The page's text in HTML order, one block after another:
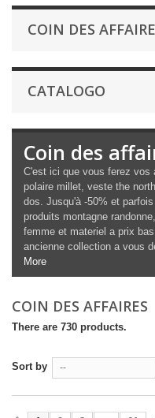
COIN DES
CATALOGO
Coin des
C'est ici que vous ferez vos
polaire millet, veste the
dos. Jusqu'à -50% et
produits montagne
femme et materiel a prix
ancienne collection a vous
More
COIN DES AFFAIRES
There are 730 products.
Sort by --